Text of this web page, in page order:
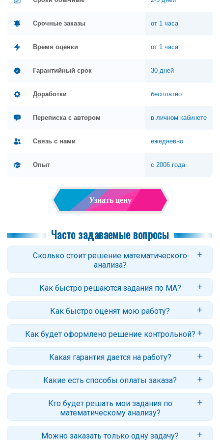
Срочные заказы от 1 часа
Время оценки от 1 часа
Гарантийный срок 30 дней
Доработки бесплатно
Переписка с автором в личном кабинете
Связь с нами ежедневно
Опыт с 2006 года
Узнать цену
Часто задаваемые вопросы
Сколько стоит решение математического
анализа?
Цены начинаются от 80 рублей за задачу по матанализу.
Стоимость контрольной зависит от количества заданий, их
сложности и сроков. Точный ответ вы получите после оформления
Как быстро решаются задания по МА?
Стандартный срок: 2–4 дня. Для некоторых задач возможно
срочное решение - от 1 часа (с доплатой за срочность).
Как быстро оценят мою работу?
Обычно заказ оценивается в течение нескольких часов. В случае
сложных работ (или недостаточности данных) потребуется больше
времени.
Как будет оформлено решение контрольной?
Мы оформляем работы в Word, пришлем версию в pdf (по
запросу), которую легко читать или печатать с любого устройства.
Какая гарантия дается на работу?
Гарантийный срок - 30 дней. Если у вас будут вопросы или
замечания, автор ответит и внесет корректировки.
Какие есть способы оплаты заказа?
Вы можете оплатить заказ прямо из личного кабинета: банковской
картой РФ, СберPay, ЮMoney, со счета телефона
Кто будет решать мои задания по
математическому анализу?
Работу выполняет автор команды МатБюро, профессионал с
высшим профильным образованием и имеющий опыт от 5 лет в
Можно заказать только одну задачу?